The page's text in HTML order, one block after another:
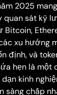
2025
quan sát kỹ
xu hướng
định, và
hẹn là một
kinh
sàng chấp